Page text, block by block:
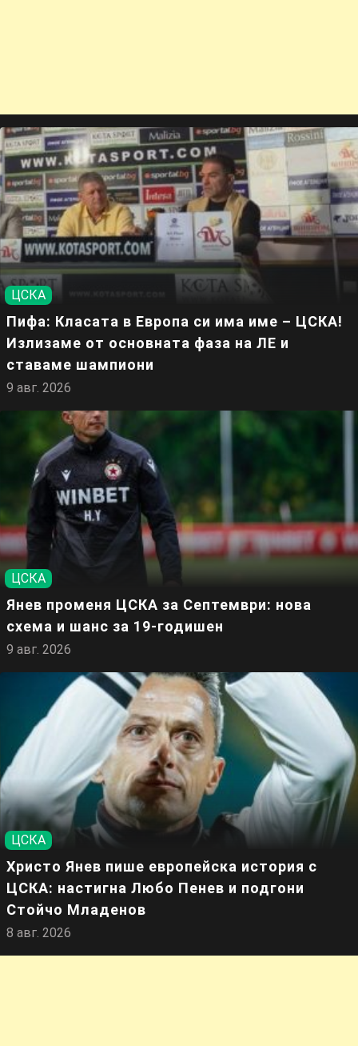
ЦСКА
Пифа: Класата в Европа си има име – ЦСКА!
Излизаме от основната фаза на ЛЕ и
ставаме шампиони
9 авг. 2026
ЦСКА
Янев променя ЦСКА за Септември: нова
схема и шанс за 19-годишен
9 авг. 2026
ЦСКА
Христо Янев пише европейска история с
ЦСКА: настигна Любо Пенев и подгони
Стойчо Младенов
8 авг. 2026